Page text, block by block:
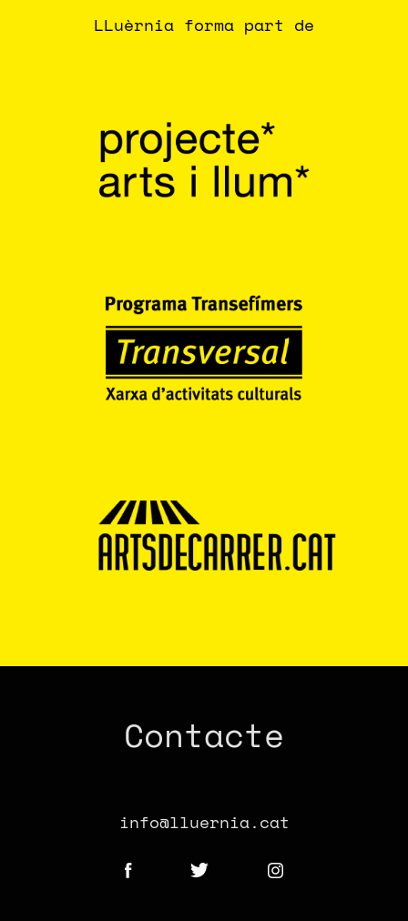
LLuèrnia forma part de
Contacte
info@lluernia.cat